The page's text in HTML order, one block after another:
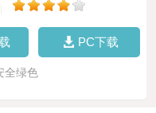
PC下载
全绿色